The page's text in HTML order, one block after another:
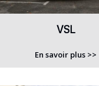
VSL
En savoir plus >>